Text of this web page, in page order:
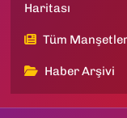
Haritası
Tüm
Haber Arşivi